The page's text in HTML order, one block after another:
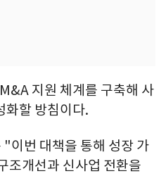
지원 체계를 구축해 사
화할 방침이다.
이번 대책을 통해 성장 가
조개선과 신사업 전환을